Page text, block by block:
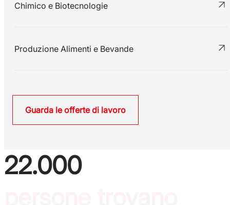
Chimico e Biotecnologie
Produzione Alimenti e Bevande
Guarda le offerte di lavoro
22.000